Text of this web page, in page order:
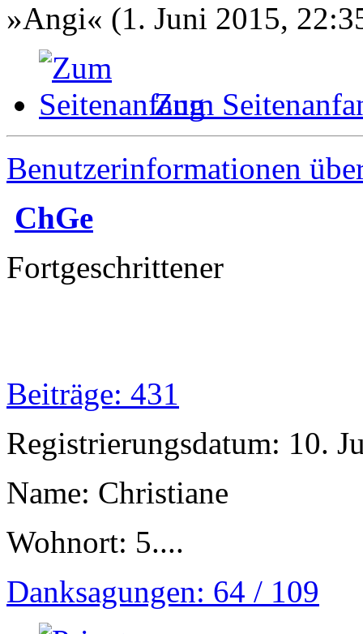
»Angi« (1. Juni 2015,
Zum
Benutzerinformationen
ChGe
Fortgeschrittener
Beiträge: 431
Registrierungsdatum: 10.
Name: Christiane
Wohnort: 5....
Danksagungen: 64 / 109